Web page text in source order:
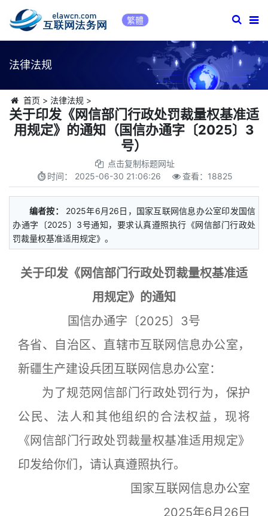
繁體
法律法规
首页 > 法律法规 >
关于印发《网信部门行政处罚裁量权基准适
用规定》的通知（国信办通字〔2025〕3
号）
点击复制标题网址
时间： 2025-06-30 21:06:26 查看： 18825
编者按：
2025年6月26日，国家互联网信息办公室印发国信
办通字〔2025〕3号通知，要求认真遵照执行《网信部门行政处
罚裁量权基准适用规定》。
关于印发《网信部门行政处罚裁量权基准适
用规定》的通知
国信办通字〔2025〕3号
各省、自治区、直辖市互联网信息办公室，
新疆生产建设兵团互联网信息办公室：
为了规范网信部门行政处罚行为，保护
公民、法人和其他组织的合法权益，现将
《网信部门行政处罚裁量权基准适用规定》
印发给你们，请认真遵照执行。
国家互联网信息办公室
2025年6月26日